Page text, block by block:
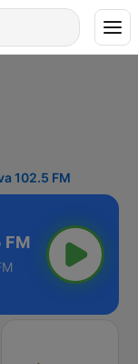
102.5 FM
FM